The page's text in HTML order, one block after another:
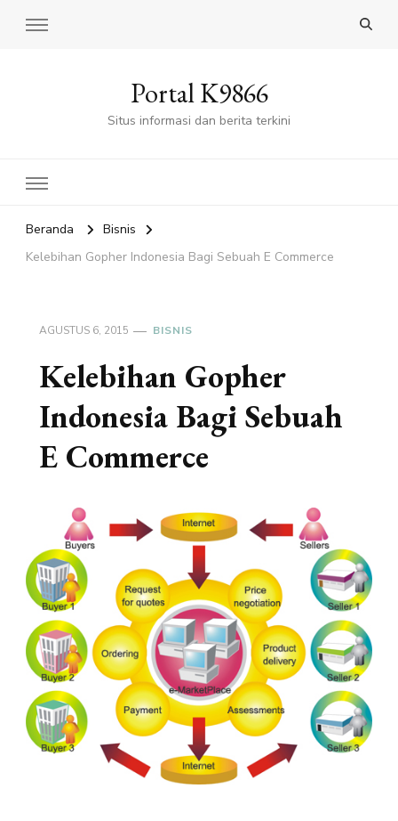
Portal K9866
Situs informasi dan berita terkini
Beranda
Bisnis
Kelebihan Gopher Indonesia Bagi Sebuah E Commerce
AGUSTUS 6, 2015 BISNIS
Kelebihan Gopher
Indonesia Bagi Sebuah
E Commerce